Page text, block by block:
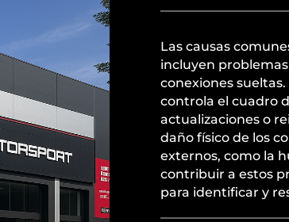
Las causas
incluyen
conexiones
controla el cuadro
actualizaciones o
daño físico de los
externos, como la
contribuir a estos
para identificar y